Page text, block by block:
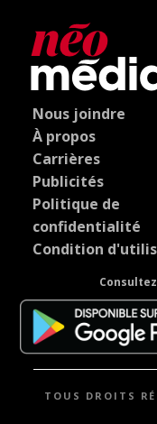
Nous joindre
À propos
Carrières
Publicités
Politique de
confidentialité
Condition
TOUS DROITS